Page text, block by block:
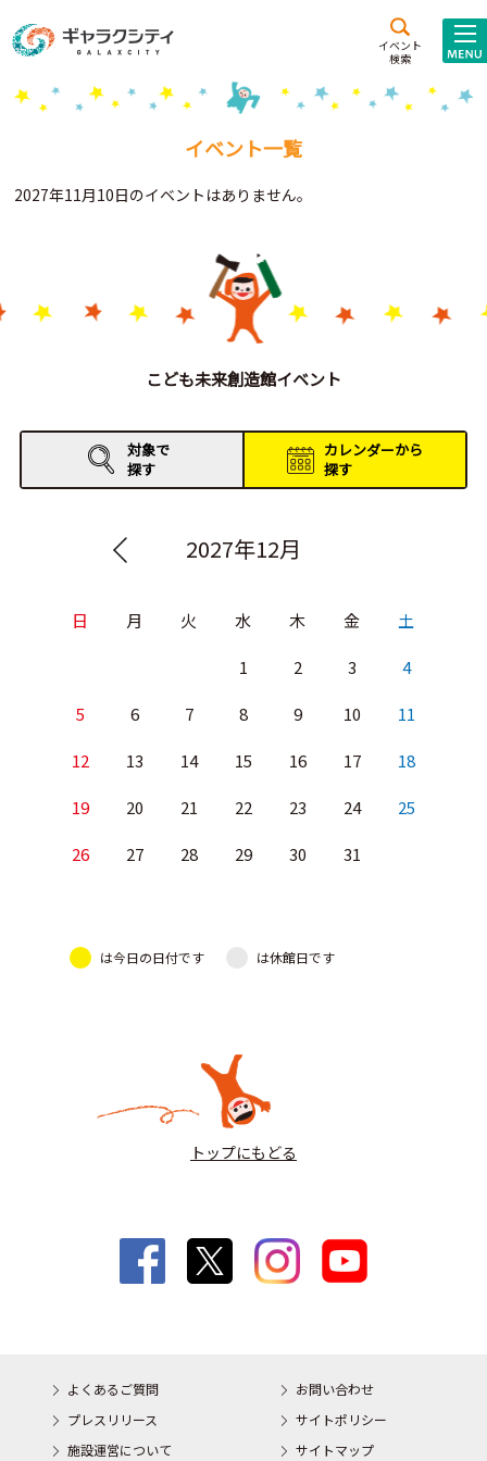
イベント
検索
施設案内
こども
西新井
施設･
Gがくえん
お知らせ
イベントレポート
イベント一覧
2027年11月10日のイベントはありません。
こども未来創造館イベント
対象で
探す
カレンダーから
探す
2027年12月
日 月 火 水 木 金 土
1 2 3 4
5 6 7 8 9 10 11
12 13 14 15 16 17 18
19 20 21 22 23 24 25
26 27 28 29 30 31
は今日の日付です は休館日です
トップにもどる
よくあるご質問
お問い合わせ
プレスリリース
サイトポリシー
施設運営について
サイトマップ